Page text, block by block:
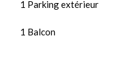
1 Parking extérieur
1 Balcon